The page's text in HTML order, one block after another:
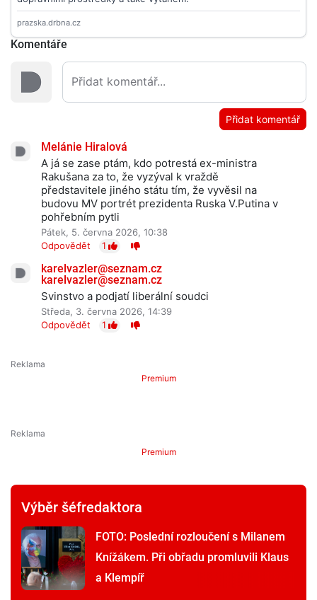
Komentáře
Přidat komentář
Melánie Hiralová
A já se zase ptám, kdo potrestá ex-ministra
Rakušana za to, že vyzýval k vraždě
představitele jiného státu tím, že vyvěsil na
budovu MV portrét prezidenta Ruska V.Putina v
pohřebním pytli
Pátek, 5. června 2026, 10:38
Odpovědět
1
karelvazler@seznam.cz
karelvazler@seznam.cz
Svinstvo a podjatí liberální soudci
Středa, 3. června 2026, 14:39
Odpovědět
1
Premium
Premium
Výběr šéfredaktora
FOTO: Poslední rozloučení s Milanem
Knížákem. Při obřadu promluvili Klaus
a Klempíř